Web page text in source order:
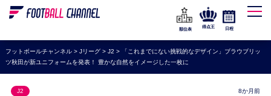
WEリーグ
海外サッカー
プレミアリーグ
順位表
得点王 日程
フットボールチャンネル> Jリーグ> J2 >
「これまでにない挑戦的なデザイン」ブラウブリッ
ツ秋田が新ユニフォームを発表！ 豊かな自然をイメージした一枚に
J2 8か月前